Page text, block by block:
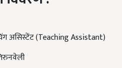
असिस्टेंट (Teaching Assistant)